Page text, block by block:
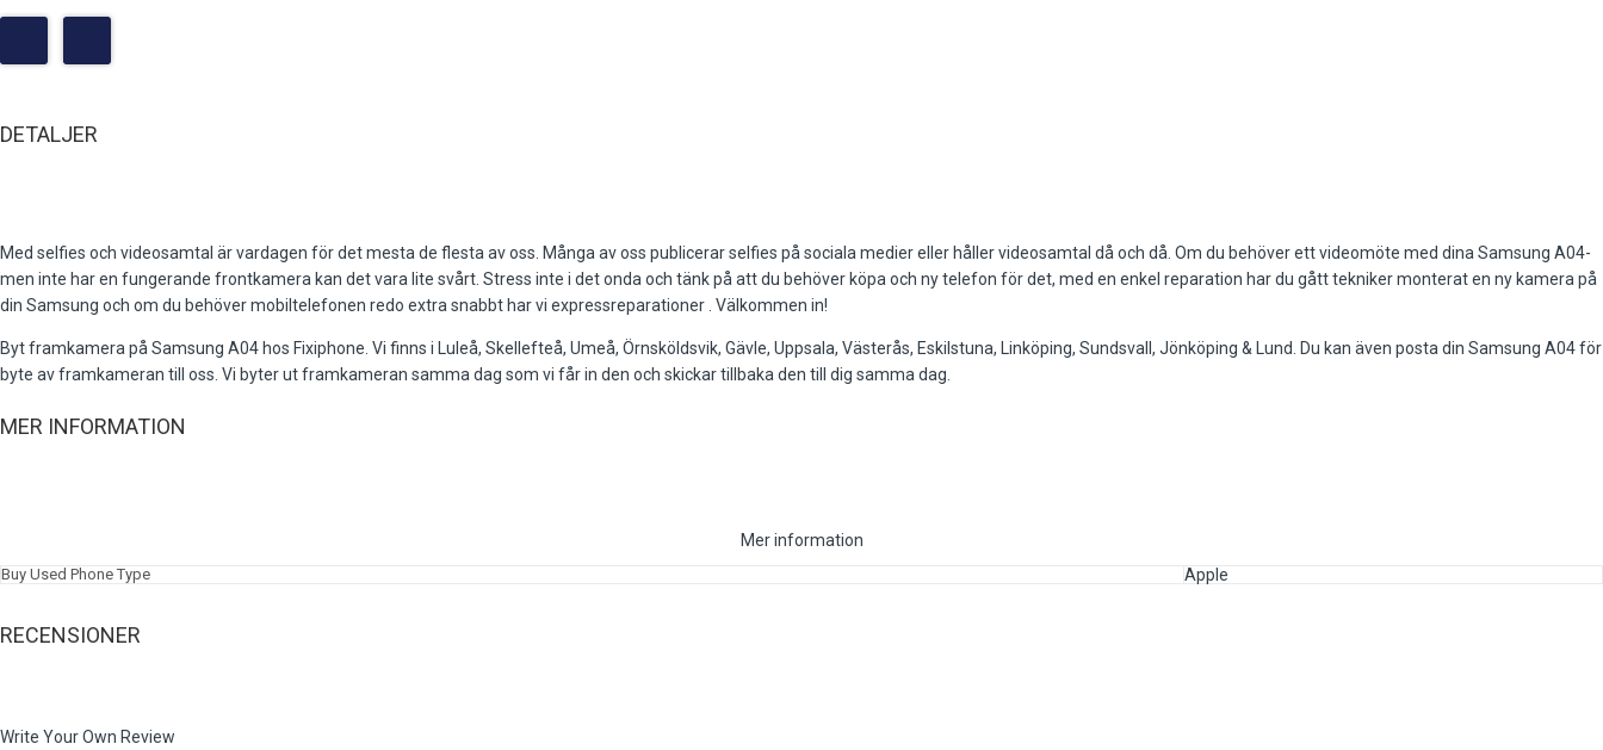
DETALJER
Med selfies och videosamtal är vardagen för det mesta de flesta av oss. Många av oss publicerar selfies på sociala medier eller håller videosamtal då och då. Om du behöver ett videomöte med dina Samsung A04-
men inte har en fungerande frontkamera kan det vara lite svårt. Stress inte i det onda och tänk på att du behöver köpa och ny telefon för det, med en enkel reparation har du gått tekniker monterat en ny kamera på
din Samsung och om du behöver mobiltelefonen redo extra snabbt har vi expressreparationer . Välkommen in!
Byt framkamera på Samsung A04 hos Fixiphone. Vi finns i Luleå, Skellefteå, Umeå, Örnsköldsvik, Gävle, Uppsala, Västerås, Eskilstuna, Linköping, Sundsvall, Jönköping & Lund. Du kan även posta din Samsung A04 för
byte av framkameran till oss. Vi byter ut framkameran samma dag som vi får in den och skickar tillbaka den till dig samma dag.
MER INFORMATION
Mer information
Buy Used Phone Type Apple
RECENSIONER
Write Your Own Review